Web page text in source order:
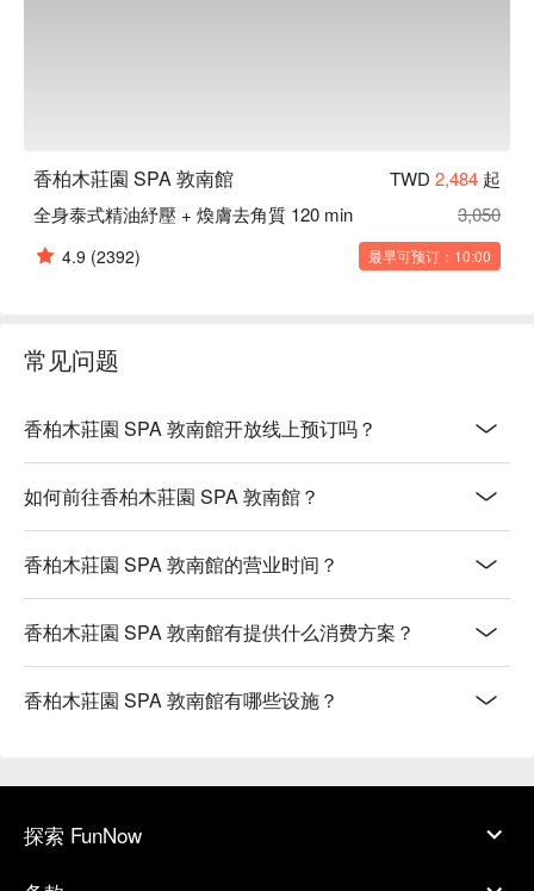
香柏木莊園 SPA 敦南館 TWD 2,484 起
全身泰式精油紓壓 + 煥膚去角質 120 min
3,050
4.9 (2392) 最早可预订：10:00
常见问题
香柏木莊園 SPA 敦南館开放线上预订吗？
如何前往香柏木莊園 SPA 敦南館？
香柏木莊園 SPA 敦南館的营业时间？
香柏木莊園 SPA 敦南館有提供什么消费方案？
香柏木莊園 SPA 敦南館有哪些设施？
探索 FunNow